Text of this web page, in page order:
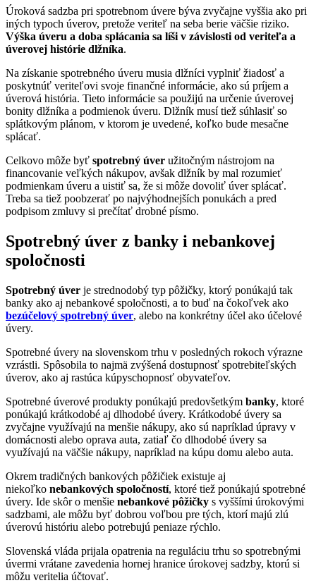
Úroková sadzba pri spotrebnom úvere býva zvyčajne vyššia ako pri
iných typoch úverov, pretože veriteľ na seba berie väčšie riziko.
Výška úveru a doba splácania sa líši v závislosti od veriteľa a
úverovej histórie dlžníka.
Na získanie spotrebného úveru musia dlžníci vyplniť žiadosť a
poskytnúť veriteľovi svoje finančné informácie, ako sú príjem a
úverová história. Tieto informácie sa použijú na určenie úverovej
bonity dlžníka a podmienok úveru. Dlžník musí tiež súhlasiť so
splátkovým plánom, v ktorom je uvedené, koľko bude mesačne
splácať.
Celkovo môže byť spotrebný úver užitočným nástrojom na
financovanie veľkých nákupov, avšak dlžník by mal rozumieť
podmienkam úveru a uistiť sa, že si môže dovoliť úver splácať.
Treba sa tiež poobzerať po najvýhodnejších ponukách a pred
podpisom zmluvy si prečítať drobné písmo.
Spotrebný úver z banky i nebankovej
spoločnosti
Spotrebný úver je strednodobý typ pôžičky, ktorý ponúkajú tak
banky ako aj nebankové spoločnosti, a to buď na čokoľvek ako
bezúčelový spotrebný úver, alebo na konkrétny účel ako účelové
úvery.
Spotrebné úvery na slovenskom trhu v posledných rokoch výrazne
vzrástli. Spôsobila to najmä zvýšená dostupnosť spotrebiteľských
úverov, ako aj rastúca kúpyschopnosť obyvateľov.
Spotrebné úverové produkty ponúkajú predovšetkým banky, ktoré
ponúkajú krátkodobé aj dlhodobé úvery. Krátkodobé úvery sa
zvyčajne využívajú na menšie nákupy, ako sú napríklad úpravy v
domácnosti alebo oprava auta, zatiaľ čo dlhodobé úvery sa
využívajú na väčšie nákupy, napríklad na kúpu domu alebo auta.
Okrem tradičných bankových pôžičiek existuje aj
niekoľko nebankových spoločností, ktoré tiež ponúkajú spotrebné
úvery. Ide skôr o menšie nebankové pôžičky s vyššími úrokovými
sadzbami, ale môžu byť dobrou voľbou pre tých, ktorí majú zlú
úverovú históriu alebo potrebujú peniaze rýchlo.
Slovenská vláda prijala opatrenia na reguláciu trhu so spotrebnými
úvermi vrátane zavedenia hornej hranice úrokovej sadzby, ktorú si
môžu veritelia účtovať.